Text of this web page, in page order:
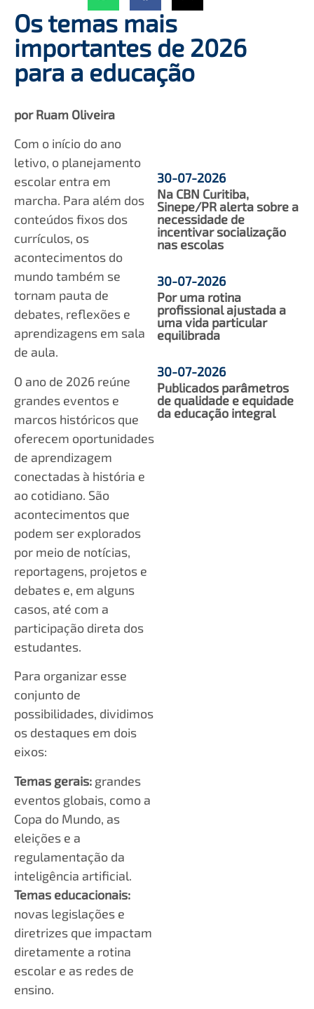
Os temas mais
importantes de 2026
para a educação
por Ruam Oliveira
Com o início do ano
letivo, o planejamento
escolar entra em
marcha. Para além dos
conteúdos fixos dos
currículos, os
acontecimentos do
mundo também se
tornam pauta de
debates, reflexões e
aprendizagens em sala
de aula.
O ano de 2026 reúne
grandes eventos e
marcos históricos que
oferecem oportunidades
de aprendizagem
conectadas à história e
ao cotidiano. São
acontecimentos que
podem ser explorados
por meio de notícias,
reportagens, projetos e
debates e, em alguns
casos, até com a
participação direta dos
estudantes.
Para organizar esse
conjunto de
possibilidades, dividimos
os destaques em dois
eixos:
Temas gerais: grandes
eventos globais, como a
Copa do Mundo, as
eleições e a
regulamentação da
inteligência artificial.
Temas educacionais:
novas legislações e
diretrizes que impactam
diretamente a rotina
escolar e as redes de
ensino.
30-07-2026
Na CBN Curitiba,
Sinepe/PR alerta sobre a
necessidade de
incentivar socialização
nas escolas
30-07-2026
Por uma rotina
profissional ajustada a
uma vida particular
equilibrada
30-07-2026
Publicados parâmetros
de qualidade e equidade
da educação integral